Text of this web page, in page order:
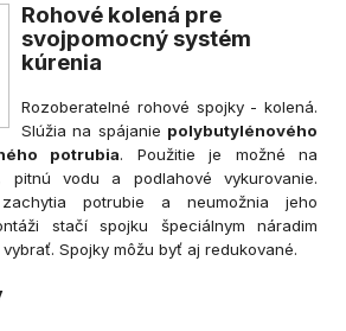
Rohové kolená pre
svojpomocný systém
kúrenia
Rozoberatelné rohové spojky - kolená.
Slúžia na spájanie polybutylénového
potrubia. Použitie je možné na
pitnú vodu a podlahové vykurovanie.
potrubie a neumožnia jeho
stačí spojku špeciálnym náradim
Spojky môžu byť aj redukované.